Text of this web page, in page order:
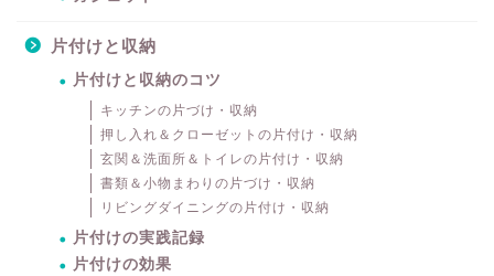
片付けと収納
片付けと収納のコツ
キッチンの片づけ・収納
押し入れ＆クローゼットの片付け・収納
玄関＆洗面所＆トイレの片付け・収納
書類＆小物まわりの片づけ・収納
リビングダイニングの片付け・収納
片付けの実践記録
片付けの効果